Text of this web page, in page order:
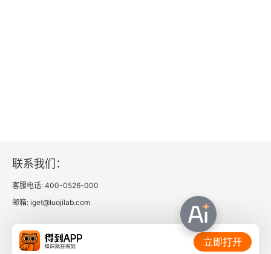
联系我们：
客服电话: 400-0526-000
邮箱: iget@luojilab.com
相关链接： 立即打开